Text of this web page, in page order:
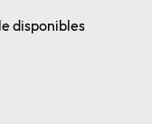
disponibles